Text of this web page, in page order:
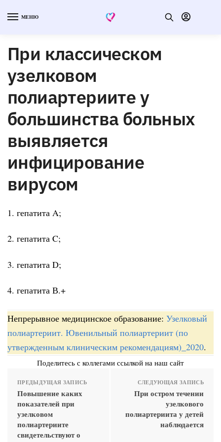
МЕНЮ
При классическом
узелковом
полиартериите у
большинства больных
выявляется
инфицирование
вирусом
1. гепатита A;
2. гепатита C;
3. гепатита D;
4. гепатита В.+
Непрерывное медицинское образование: Узелковый
полиартериит. Ювенильный полиартериит (по
утвержденным клиническим рекомендациям)_2020.
Поделитесь с коллегами ссылкой на наш сайт
ПРЕДЫДУЩАЯ ЗАПИСЬ
Повышение каких
показателей при
узелковом
полиартериите
свидетельствуют о
СЛЕДУЮЩАЯ ЗАПИСЬ
При остром течении
узелкового
полиартериита у детей
наблюдается